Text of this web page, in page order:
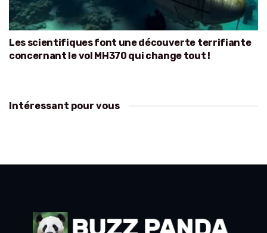
Les scientifiques font une découverte terrifiante
concernant le vol MH370 qui change tout !
Intéressant pour vous